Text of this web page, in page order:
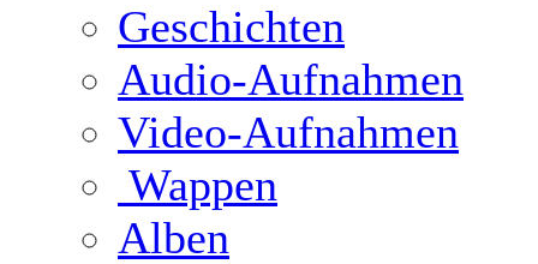
Geschichten
Audio-Aufnahmen
Video-Aufnahmen
Wappen
Alben